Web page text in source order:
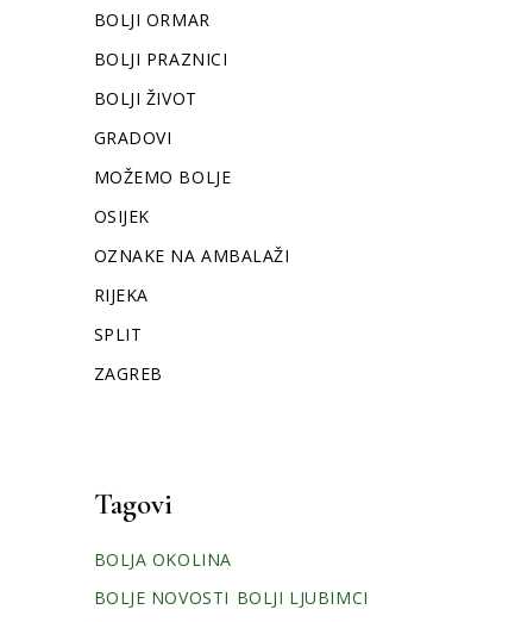
BOLJI ORMAR
BOLJI PRAZNICI
BOLJI ŽIVOT
GRADOVI
MOŽEMO BOLJE
OSIJEK
OZNAKE NA AMBALAŽI
RIJEKA
SPLIT
ZAGREB
Tagovi
BOLJA OKOLINA
BOLJE NOVOSTI BOLJI LJUBIMCI